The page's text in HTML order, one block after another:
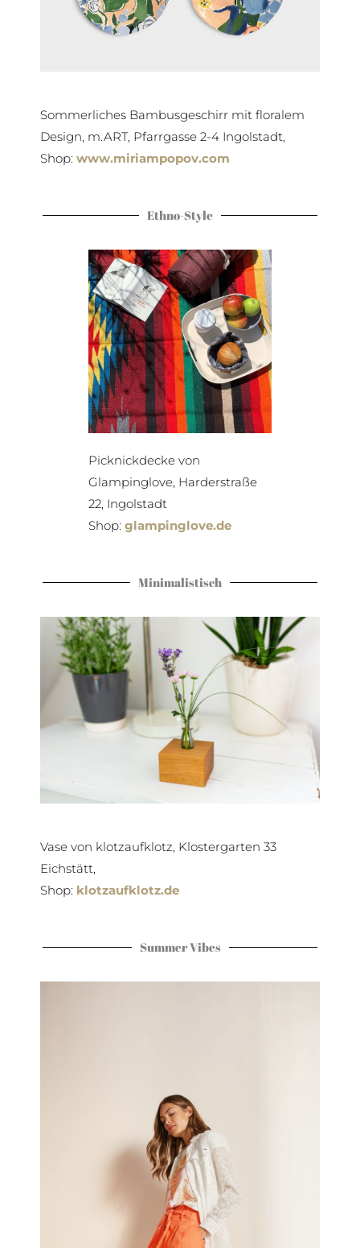
Sommerliches Bambusgeschirr mit floralem
Design, m.ART, Pfarrgasse 2-4 Ingolstadt,
Shop: www.miriampopov.com
Ethno-Style
Picknickdecke von
Glampinglove, Harderstraße
22, Ingolstadt
Shop: glampinglove.de
Minimalistisch
Vase von klotzaufklotz, Klostergarten 33
Eichstätt,
Shop: klotzaufklotz.de
Summer Vibes